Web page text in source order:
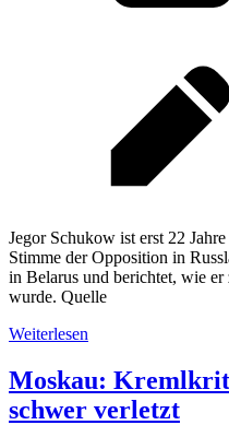
Jegor Schukow ist erst 22
Stimme der Opposition in
in Belarus und berichtet, wie
wurde. Quelle
Weiterlesen
Moskau:
schwer verletzt